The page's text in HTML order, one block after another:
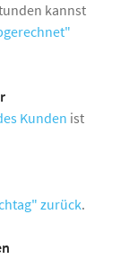
kannst
Kunden ist
zurück.